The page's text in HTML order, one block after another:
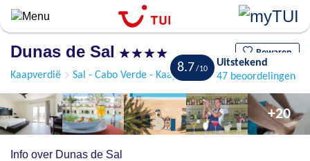
Overslaan
en
algemene
inhoud
gaan
Dunas de Sal Bewaren
Kaapverdië Sal - Cabo Verde - Kaapverdië Santa Maria
8.7
Uitstekend
47 beoordelingen
+20
Info over Dunas de Sal